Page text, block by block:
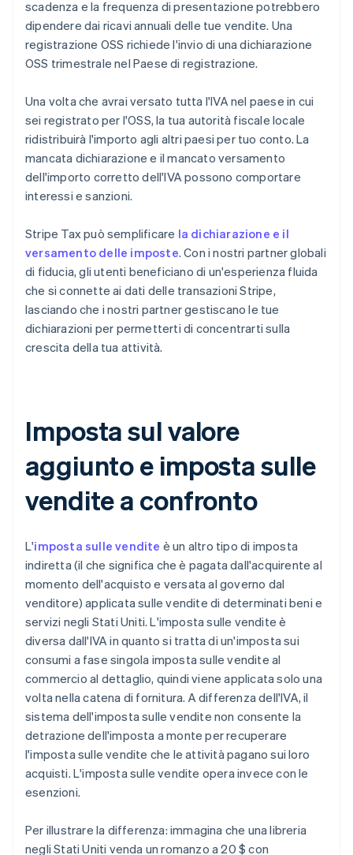
scadenza e la frequenza di presentazione potrebbero
dipendere dai ricavi annuali delle tue vendite. Una
registrazione OSS richiede l'invio di una dichiarazione
OSS trimestrale nel Paese di registrazione.
Una volta che avrai versato tutta l'IVA nel paese in cui
sei registrato per l'OSS, la tua autorità fiscale locale
ridistribuirà l'importo agli altri paesi per tuo conto. La
mancata dichiarazione e il mancato versamento
dell'importo corretto dell'IVA possono comportare
interessi e sanzioni.
Stripe Tax può semplificare la dichiarazione e il
versamento delle imposte. Con i nostri partner globali
di fiducia, gli utenti beneficiano di un'esperienza fluida
che si connette ai dati delle transazioni Stripe,
lasciando che i nostri partner gestiscano le tue
dichiarazioni per permetterti di concentrarti sulla
crescita della tua attività.
Imposta sul valore
aggiunto e imposta sulle
vendite a confronto
L'imposta sulle vendite è un altro tipo di imposta
indiretta (il che significa che è pagata dall'acquirente al
momento dell'acquisto e versata al governo dal
venditore) applicata sulle vendite di determinati beni e
servizi negli Stati Uniti. L'imposta sulle vendite è
diversa dall'IVA in quanto si tratta di un'imposta sui
consumi a fase singola imposta sulle vendite al
commercio al dettaglio, quindi viene applicata solo una
volta nella catena di fornitura. A differenza dell'IVA, il
sistema dell'imposta sulle vendite non consente la
detrazione dell'imposta a monte per recuperare
l'imposta sulle vendite che le attività pagano sui loro
acquisti. L'imposta sulle vendite opera invece con le
esenzioni.
Per illustrare la differenza: immagina che una libreria
negli Stati Uniti venda un romanzo a 20 $ con